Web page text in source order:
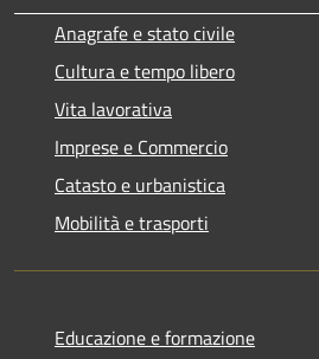
Anagrafe e stato civile
Cultura e tempo libero
Vita lavorativa
Imprese e Commercio
Catasto e urbanistica
Mobilità e trasporti
Educazione e formazione